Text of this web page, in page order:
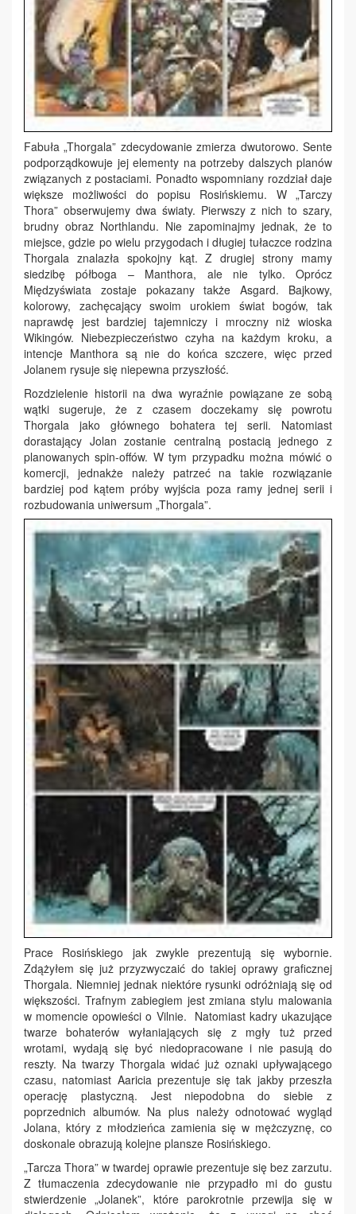
Fabuła „Thorgala” zdecydowanie zmierza dwutorowo. Sente
podporządkowuje jej elementy na potrzeby dalszych planów
związanych z postaciami. Ponadto wspomniany rozdział daje
większe możliwości do popisu Rosińskiemu. W „Tarczy
Thora” obserwujemy dwa światy. Pierwszy z nich to szary,
brudny obraz Northlandu. Nie zapominajmy jednak, że to
miejsce, gdzie po wielu przygodach i długiej tułaczce rodzina
Thorgala znalazła spokojny kąt. Z drugiej strony mamy
siedzibę półboga – Manthora, ale nie tylko. Oprócz
Międzyświata zostaje pokazany także Asgard. Bajkowy,
kolorowy, zachęcający swoim urokiem świat bogów, tak
naprawdę jest bardziej tajemniczy i mroczny niż wioska
Wikingów. Niebezpieczeństwo czyha na każdym kroku, a
intencje Manthora są nie do końca szczere, więc przed
Jolanem rysuje się niepewna przyszłość.
Rozdzielenie historii na dwa wyraźnie powiązane ze sobą
wątki sugeruje, że z czasem doczekamy się powrotu
Thorgala jako głównego bohatera tej serii. Natomiast
dorastający Jolan zostanie centralną postacią jednego z
planowanych spin-offów. W tym przypadku można mówić o
komercji, jednakże należy patrzeć na takie rozwiązanie
bardziej pod kątem próby wyjścia poza ramy jednej serii i
rozbudowania uniwersum „Thorgala”.
Prace Rosińskiego jak zwykle prezentują się wybornie.
Zdążyłem się już przyzwyczaić do takiej oprawy graficznej
Thorgala. Niemniej jednak niektóre rysunki odróżniają się od
większości. Trafnym zabiegiem jest zmiana stylu malowania
w momencie opowieści o Vilnie. Natomiast kadry ukazujące
twarze bohaterów wyłaniających się z mgły tuż przed
wrotami, wydają się być niedopracowane i nie pasują do
reszty. Na twarzy Thorgala widać już oznaki upływającego
czasu, natomiast Aaricia prezentuje się tak jakby przeszła
operację plastyczną. Jest niepodobna do siebie z
poprzednich albumów. Na plus należy odnotować wygląd
Jolana, który z młodzieńca zamienia się w mężczyznę, co
doskonale obrazują kolejne plansze Rosińskiego.
„Tarcza Thora” w twardej oprawie prezentuje się bez zarzutu.
Z tłumaczenia zdecydowanie nie przypadło mi do gustu
stwierdzenie „Jolanek”, które parokrotnie przewija się w